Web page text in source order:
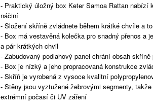
- Praktický úložný box Keter Samoa Rattan nabízí
náčiní
- Složení skříně zvládnete během krátké chvíle a
- Box má vestavěná kolečka pro snadný přenos a
a pár krátkých chvil
- Zabudovaný podlahový panel chrání obsah
- Box je nízký a jeho propracovaná konstrukce
- Skříň je vyrobená z vysoce kvalitní
- Stěny jsou vyztužené žebrovými segmenty,
extrémní počasí či UV záření